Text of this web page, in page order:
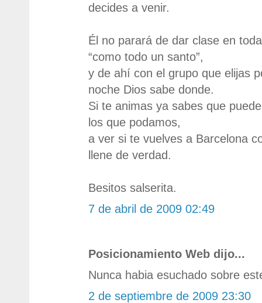
decides a venir.
Él no parará de dar clase en
“como todo un santo”,
y de ahí con el grupo que elijas
noche Dios sabe donde.
Si te animas ya sabes que
los que podamos,
a ver si te vuelves a Barcelona
llene de verdad.
Besitos salserita.
7 de abril de 2009 02:49
Posicionamiento Web dijo...
Nunca habia esuchado sobre
2 de septiembre de 2009 23:30